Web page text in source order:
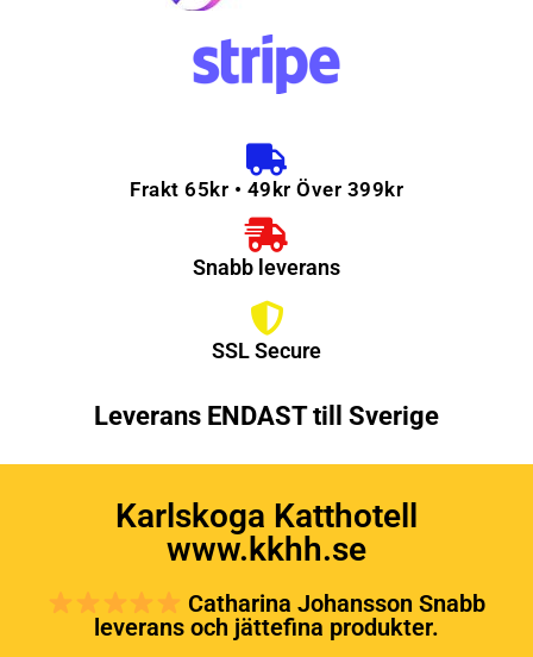
Frakt 65kr • 49kr Över 399kr
Snabb leverans
SSL Secure
Leverans ENDAST till Sverige
Karlskoga Katthotell
www.kkhh.se
Catharina Johansson Snabb
leverans och jättefina produkter.